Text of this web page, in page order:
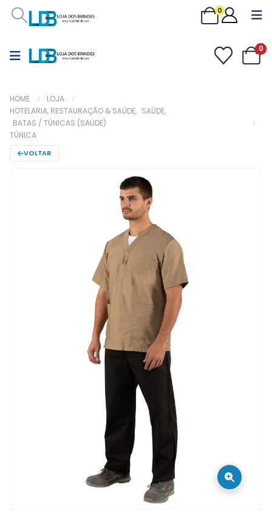
0
0
HOME
LOJA
HOTELARIA, RESTAURAÇÃO & SAÚDE, SAÚDE,
BATAS / TÚNICAS (SAÚDE)
TÚNICA
VOLTAR